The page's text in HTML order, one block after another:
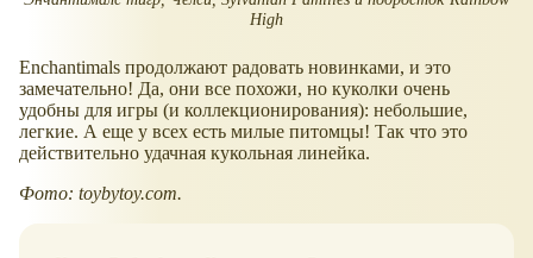
High
Enchantimals продолжают радовать новинками, и это
замечательно! Да, они все похожи, но куколки очень
удобны для игры (и коллекционирования): небольшие,
легкие. А еще у всех есть милые питомцы! Так что это
действительно удачная кукольная линейка.
Фото: toybytoy.com.